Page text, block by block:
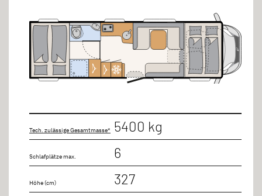
Tech. zulässige Gesamtmasse* 5400 kg
Schlafplätze max. 6
Höhe (cm) 327